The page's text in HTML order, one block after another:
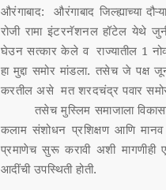
औरंगाबाद: औरंगाबाद जिल्ह्याच्या
रोजी रामा इंटरनॅशनल हॉटेल येथे
घेउन सत्कार केले व राज्यातील 1
हा मुद्दा समोर मांडला. तसेच जे पक्ष
करतील असे मत शरदचंद्र पवार
तसेच मुस्लिम समाजाला विकासाच्या
कलाम संशोधन प्रशिक्षण आणि मानव
प्रमाणेच सुरू करावी अशी मागणीही
आदींची उपस्थिती होती.